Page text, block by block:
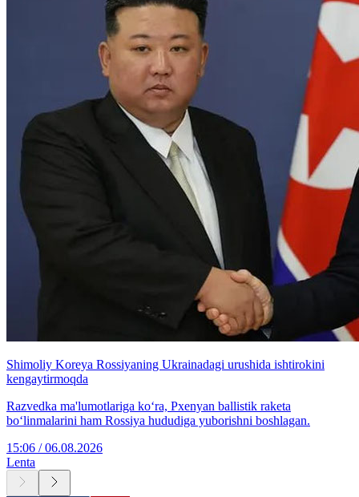
Shimoliy Koreya Rossiyaning Ukrainadagi urushida ishtirokini
kengaytirmoqda
Razvedka ma'lumotlariga ko‘ra, Pxenyan ballistik raketa
bo‘linmalarini ham Rossiya hududiga yuborishni boshlagan.
15:06 / 06.08.2026
Lenta